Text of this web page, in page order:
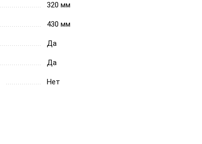
320 мм
430 мм
Да
Да
Нет